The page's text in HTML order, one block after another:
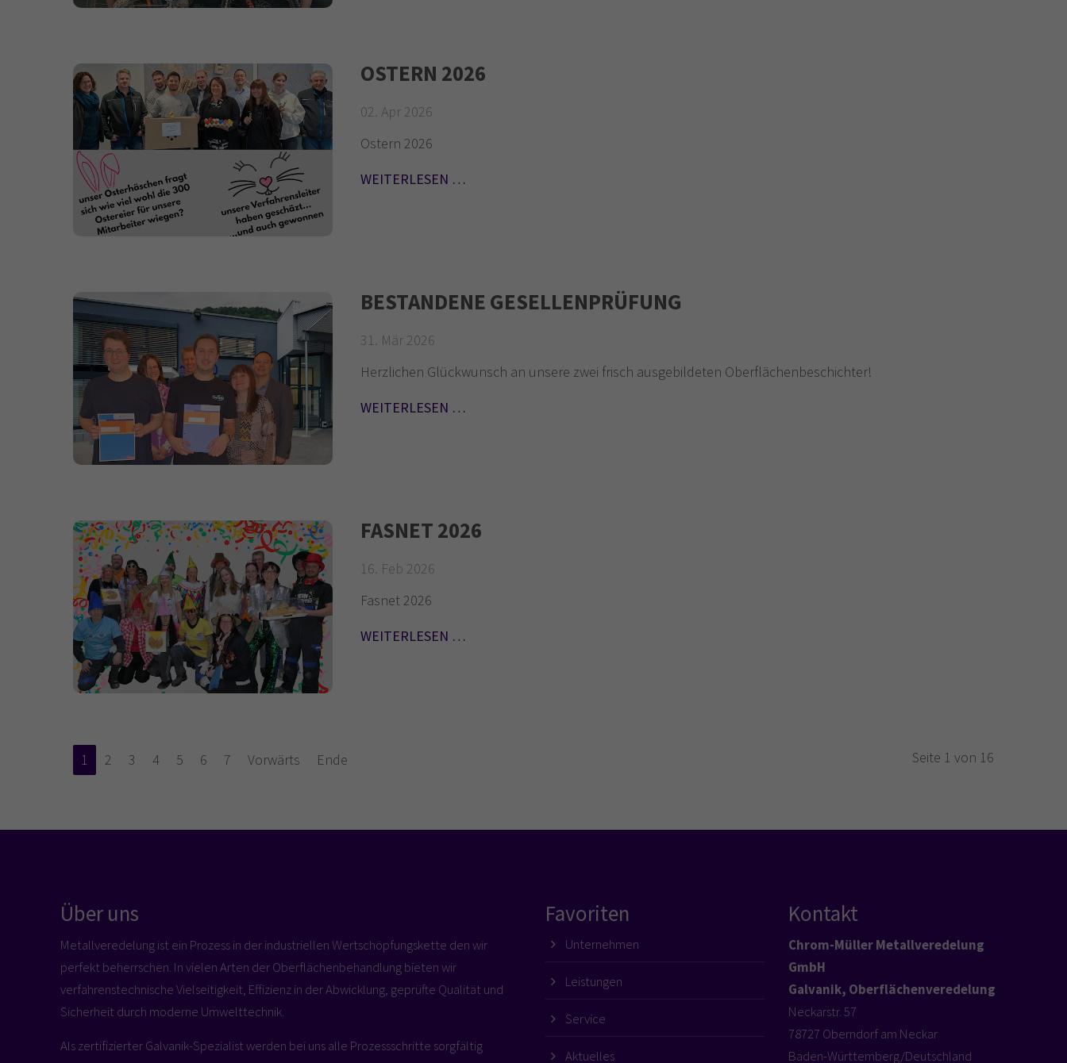
OSTERN 2026
02. Apr 2026
Ostern 2026
WEITERLESEN …
BESTANDENE GESELLENPRÜFUNG
31. Mär 2026
Herzlichen Glückwunsch an unsere zwei frisch ausgebildeten Oberflächenbeschichter!
WEITERLESEN …
FASNET 2026
16. Feb 2026
Fasnet 2026
WEITERLESEN …
Seite 1 von 16
1 2 3 4 5 6 7 Vorwärts Ende
Über uns
Metallveredelung ist ein Prozess in der industriellen Wertschöpfungskette den wir
perfekt beherrschen. In vielen Arten der Oberflächenbehandlung bieten wir
verfahrenstechnische Vielseitigkeit, Effizienz in der Abwicklung, geprüfte Qualität und
Sicherheit durch moderne Umwelttechnik.
Als zertifizierter Galvanik-Spezialist werden bei uns alle Prozessschritte sorgfältig
Favoriten
Unternehmen
Leistungen
Service
Aktuelles
Kontakt
Chrom-Müller Metallveredelung
GmbH
Galvanik, Oberflächenveredelung
Neckarstr. 57
78727 Oberndorf am Neckar
Baden-Württemberg/Deutschland